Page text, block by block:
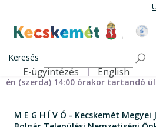
tartalomra
Kecskemét Város
Keresés
Felső navigáció
E-ügyintézés English
M E G H Í V Ó - Kecskemét Megyei
Települési Nemzetiségi
én (szerda) 14:00 órakor tartandó
M E G H Í V Ó - Kecskemét Megyei